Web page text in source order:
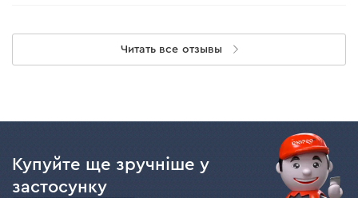
Читать все отзывы
Купуйте ще зручніше у
застосунку